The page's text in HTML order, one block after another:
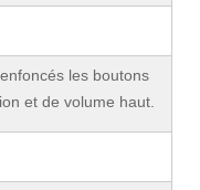
les boutons
et de volume haut.